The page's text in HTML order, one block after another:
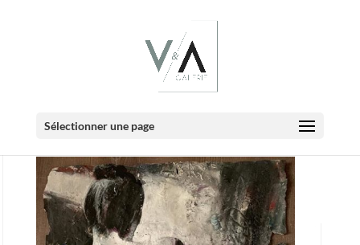
Sélectionner une page
Expositions passées |Exposition celebrites et